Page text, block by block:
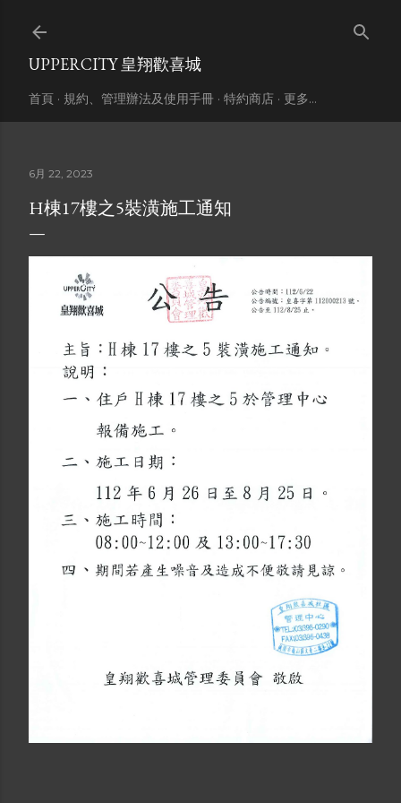
UPPERCITY 皇翔歡喜城
首頁 規約、管理辦法及使用手冊 特約商店 更多…
6月 22, 2023
H棟17樓之5裝潢施工通知